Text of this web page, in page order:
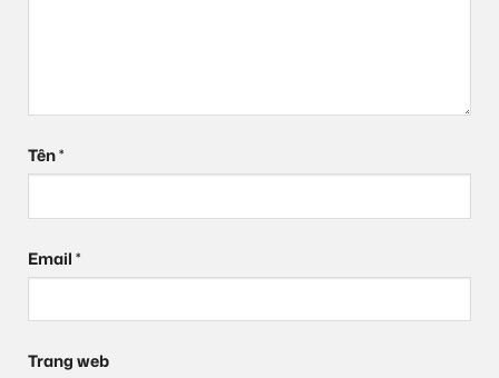
Tên*
Email*
Trang web